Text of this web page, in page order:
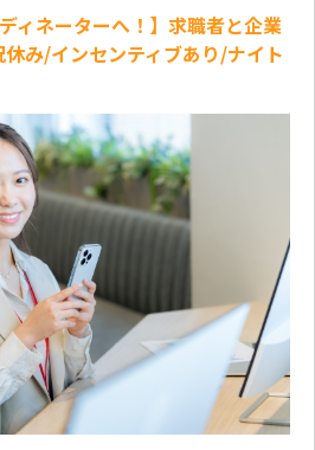
ィネーターへ！】求職者と企業
み/インセンティブあり/ナイト